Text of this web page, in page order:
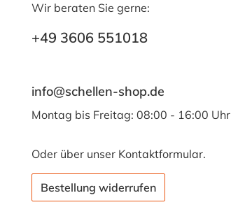
Wir beraten Sie gerne:
+49 3606 551018
info@schellen-shop.de
Montag bis Freitag: 08:00 - 16:00 Uhr
Oder über unser Kontaktformular.
Bestellung widerrufen